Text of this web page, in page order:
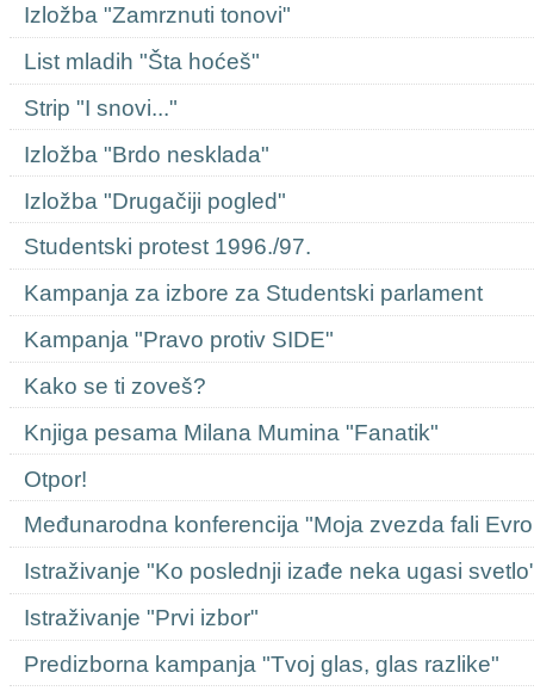
Izložba "Zamrznuti tonovi"
List mladih "Šta hoćeš"
Strip "I snovi..."
Izložba "Brdo nesklada"
Izložba "Drugačiji pogled"
Studentski protest 1996./97.
Kampanja za izbore za Studentski parlament
Kampanja "Pravo protiv SIDE"
Kako se ti zoveš?
Knjiga pesama Milana Mumina "Fanatik"
Otpor!
Međunarodna konferencija "Moja zvezda fali
Istraživanje "Ko poslednji izađe neka ugasi
Istraživanje "Prvi izbor"
Predizborna kampanja "Tvoj glas, glas razlike"